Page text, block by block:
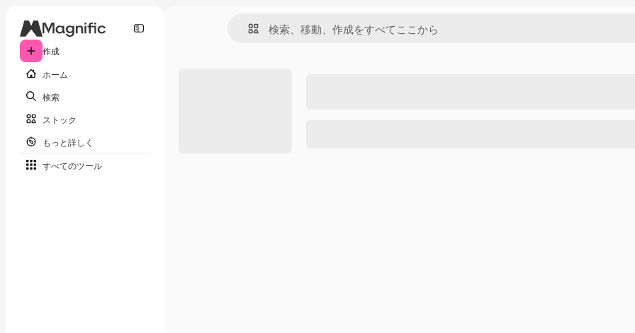
作成
ホーム
検索
ストック
もっと詳しく
すべてのツール